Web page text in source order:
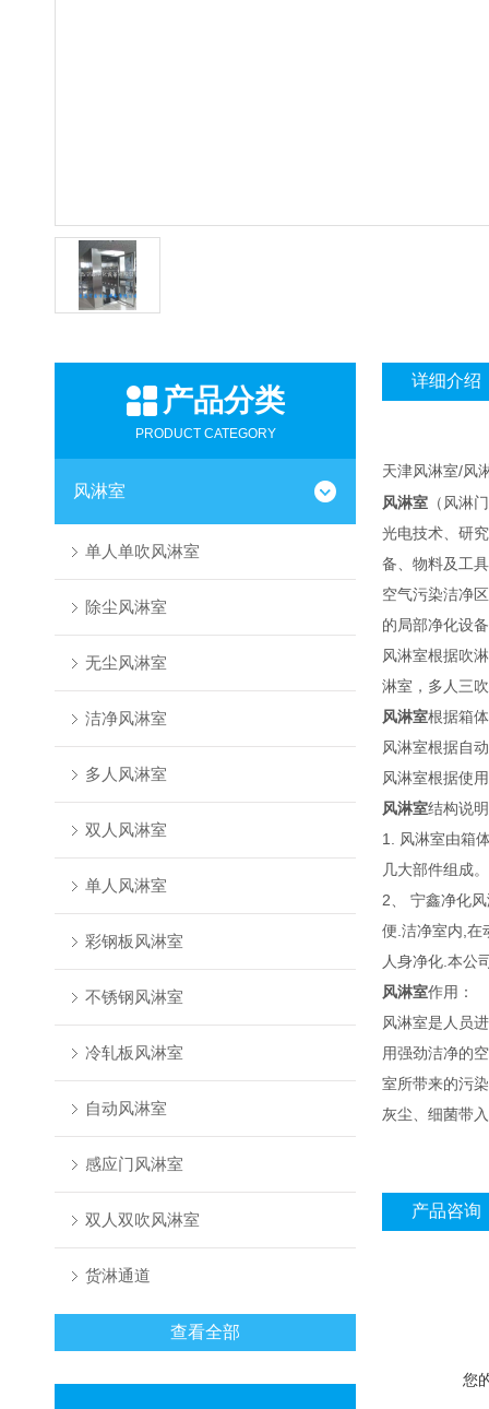
产品分类
PRODUCT CATEGORY
风淋室
单人单吹风淋室
除尘风淋室
无尘风淋室
洁净风淋室
多人风淋室
双人风淋室
单人风淋室
彩钢板风淋室
不锈钢风淋室
冷轧板风淋室
自动风淋室
感应门风淋室
双人双吹风淋室
货淋通道
查看全部
详细介绍
天津 风淋室/风
风淋室 （风淋
光电技术、研
备、物料及工
空气污染洁净
的局部净化设
风淋室根据吹
淋室，多人三
风淋室根据箱
风淋室根据自
风淋室根据使
风淋室结构说
1. 风淋室由箱
几大部件组成。
2、 宁鑫净化
便.洁净室内,在
人身净化.本公
风淋室作用：
风淋室是人员
用强劲洁净的
室所带来的污
灰尘、细菌带
产品咨询
您